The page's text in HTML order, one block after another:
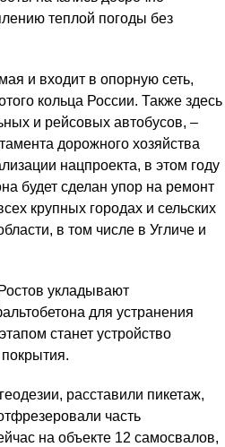
теплой погоды без
и входит в опорную сеть,
кольца России. Также здесь
и рейсовых автобусов, –
дорожного хозяйства
нацпроекта, в этом году
будет сделан упор на ремонт
крупных городах и сельских
в том числе в Угличе и
укладывают
для устранения
станет устройство
расставили пикетаж,
часть
на объекте 12 самосвалов,